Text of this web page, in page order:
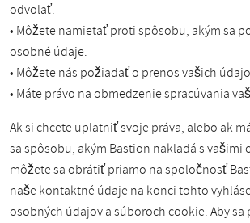
odvolať.
• Môžete namietať proti spôsobu, akým sa
osobné údaje.
• Môžete nás požiadať o prenos vašich
• Máte právo na obmedzenie spracúvania
Ak si chcete uplatniť svoje práva, alebo ak
sa spôsobu, akým Bastion nakladá s vašimi
môžete sa obrátiť priamo na spoločnosť
naše kontaktné údaje na konci tohto
osobných údajov a súboroch cookie. Aby